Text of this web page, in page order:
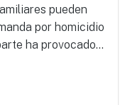
pueden
por homicidio
ha provocado...